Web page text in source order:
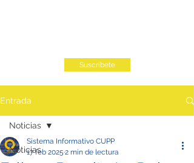
Suscribete
Entrada
Noticias
Noticias
Sistema Informativo CUPP
17 feb 2025 2 min de lectura